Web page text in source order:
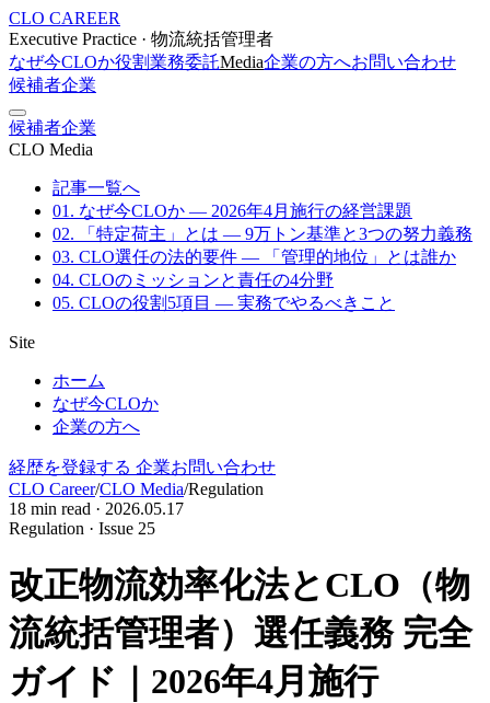
CLO CAREER
Executive Practice · 物流統括管理者
なぜ今CLOか役割業務委託Media企業の方へお問い合わせ
候補者企業
候補者企業
CLO Media
記事一覧へ
01. なぜ今CLOか — 2026年4月施行の経営課題
02. 「特定荷主」とは — 9万トン基準と3つの努力義務
03. CLO選任の法的要件 — 「管理的地位」とは誰か
04. CLOのミッションと責任の4分野
05. CLOの役割5項目 — 実務でやるべきこと
Site
ホーム
なぜ今CLOか
企業の方へ
経歴を登録する 企業お問い合わせ
CLO Career/CLO Media/Regulation
18 min read · 2026.05.17
Regulation · Issue 25
改正物流効率化法とCLO（物
流統括管理者）選任義務 完全
ガイド｜2026年4月施行